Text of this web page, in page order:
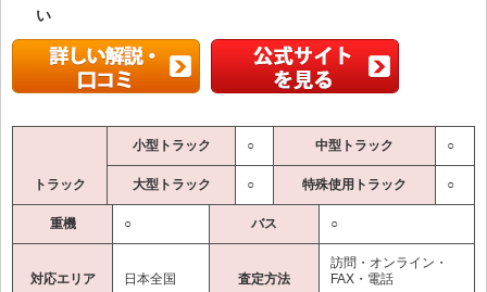
い
トラック
小型トラック ○ 中型トラック ○
大型トラック ○ 特殊使用トラック ○
重機 ○ バス ○
対応エリア 日本全国 査定方法
訪問・オンライン・
FAX・電話